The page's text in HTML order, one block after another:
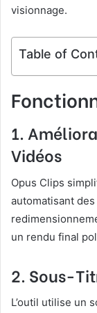
visionnage.
Table of
1.
Vidéos
Opus Clips
automatisant
un rendu final
2. Sous-
L’outil utilise un